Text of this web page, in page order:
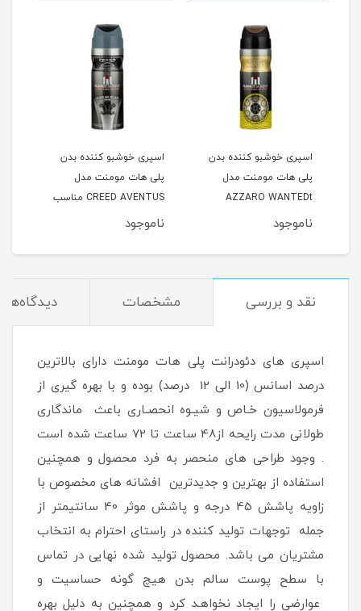
اسپری خوشبو کننده بدن
پلی هات مومنت مدل
AZZARO WANTEDt
ناموجود
اسپری خوشبو کننده بدن
پلی هات مومنت مدل
CREED AVENTUS مناسب
آقایان حجم 200 میلی لیتر
ناموجود
نقد و بررسی مشخصات دیدگاه‌ها
اسپری های دئودرانت پلی هات مومنت دارای بالاترین
درصد اسانس (10 الی 12 درصد) بوده و با بهره گیری از
فرمولاسیون خـاص و شیـوه انحصـاری باعث ماندگاری
طولانی مدت رایحه از48 ساعت تا 72 ساعت شده است
. وجود طراحی های منحصر به فرد محصول و همچنین
استفاده از بهترین و جدیدترین افشانه های مخصوص با
زاویه پاشش 45 درجه و پاشش موثر 40 سانتیمتر از
جمله توجهات تولید کننده در راستای احترام به انتخاب
مشتریان می باشد. محصول تولید شده نهایی در تماس
با سطح پوست سالم بدن هیچ گونه حساسیت و
عوارضی را ایجاد نخواهـد کرد و همچنین به دلیل بهره